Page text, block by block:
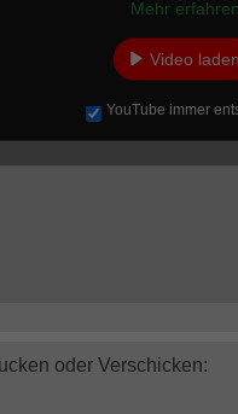
Mehr erfahren
Video laden
YouTube immer
oder Verschicken: